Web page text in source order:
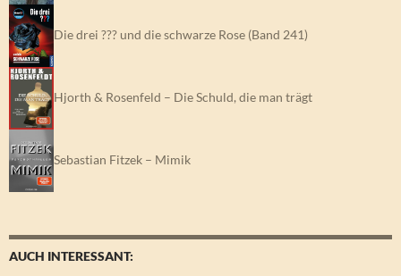
Die drei ??? und die schwarze Rose (Band 241)
Hjorth & Rosenfeld – Die Schuld, die man trägt
Sebastian Fitzek – Mimik
AUCH INTERESSANT: